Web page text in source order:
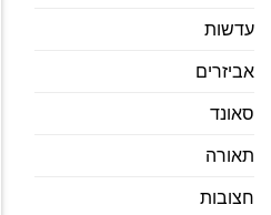
עדשות
אביזרים
סאונד
תאורה
חצובות